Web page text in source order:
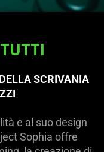
SCRIVANIA
e al suo design
Sophia offre